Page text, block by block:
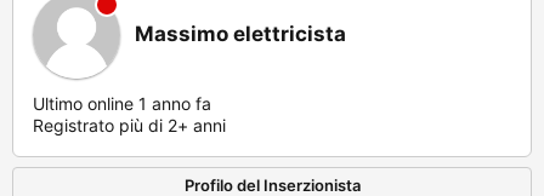
Massimo elettricista
Ultimo online 1 anno fa
Registrato più di 2+ anni
Profilo del Inserzionista